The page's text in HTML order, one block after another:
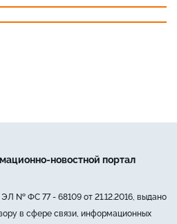
новостной портал
№ ФС 77 - 68109 от 21.12.2016, выдано
в сфере связи, информационных